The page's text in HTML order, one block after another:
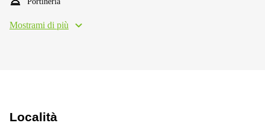
Mostrami di più
Località